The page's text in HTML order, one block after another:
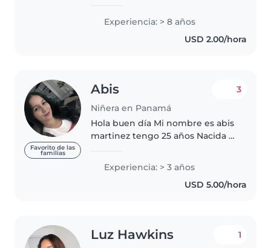
pequeños y en edad preescolar.
Disfruto de actividades como
dibujar, leer a los niños y..
Experiencia: > 8 años
USD 2.00/hora
Favorito de las
familias
Abis
Niñera en Panamá
3
Hola buen día Mi nombre es abis
martinez tengo 25 años Nacida y
trabajado muchas veces en el
cuidado de niños,& bebe Me
gusta interactuar con los
Experiencia: > 3 años
USD 5.00/hora
Luz Hawkins 1